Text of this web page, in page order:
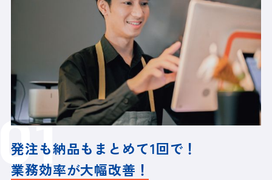
発注も納品もまとめて1回で！
業務効率が大幅改善！